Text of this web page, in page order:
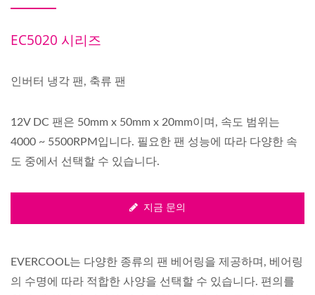
EC5020 시리즈
인버터 냉각 팬, 축류 팬
12V DC 팬은 50mm x 50mm x 20mm이며, 속도 범위는
4000 ~ 5500RPM입니다. 필요한 팬 성능에 따라 다양한 속
도 중에서 선택할 수 있습니다.
지금 문의
EVERCOOL는 다양한 종류의 팬 베어링을 제공하며, 베어링
의 수명에 따라 적합한 사양을 선택할 수 있습니다. 편의를